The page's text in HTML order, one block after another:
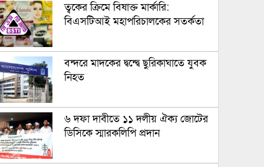
ত্বকের ক্রিমে বিষাক্ত মার্কারি:
বিএসটিআই মহাপরিচালকের সতর্কতা
বন্দরে মাদকের দ্বন্দ্বে ছুরিকাঘাতে যুবক
নিহত
৬ দফা দাবীতে ১১ দলীয় ঐক্য জোটের
ডিসিকে স্মারকলিপি প্রদান